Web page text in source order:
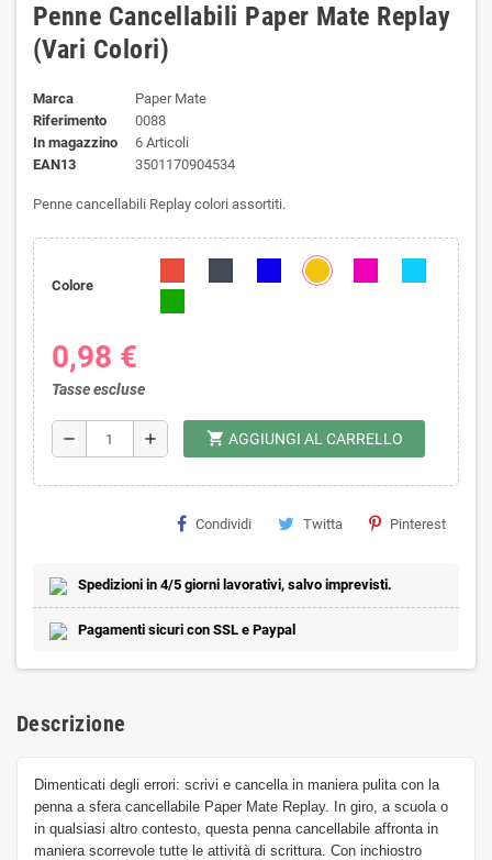
Penne Cancellabili Paper Mate Replay
(Vari Colori)
Marca
Paper Mate
Riferimento
0088
In magazzino
6 Articoli
EAN13
3501170904534
Penne cancellabili Replay colori assortiti.
Colore
0,98 €
Tasse escluse
remove add shopping_cart AGGIUNGI AL CARRELLO
Condividi Twitta Pinterest
Spedizioni in 4/5 giorni lavorativi, salvo imprevisti.
Pagamenti sicuri con SSL e Paypal
Descrizione
Dimenticati degli errori: scrivi e cancella in maniera pulita con la
penna a sfera cancellabile Paper Mate Replay. In giro, a scuola o
in qualsiasi altro contesto, questa penna cancellabile affronta in
maniera scorrevole tutte le attività di scrittura. Con inchiostro